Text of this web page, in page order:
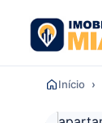
Início